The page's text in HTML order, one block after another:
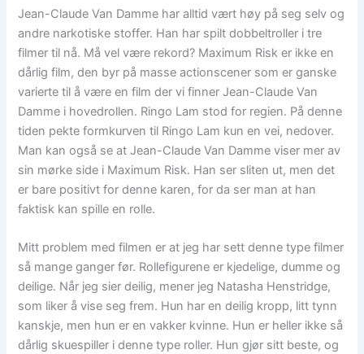
Jean-Claude Van Damme har alltid vært høy på seg selv og
andre narkotiske stoffer. Han har spilt dobbeltroller i tre
filmer til nå. Må vel være rekord? Maximum Risk er ikke en
dårlig film, den byr på masse actionscener som er ganske
varierte til å være en film der vi finner Jean-Claude Van
Damme i hovedrollen. Ringo Lam stod for regien. På denne
tiden pekte formkurven til Ringo Lam kun en vei, nedover.
Man kan også se at Jean-Claude Van Damme viser mer av
sin mørke side i Maximum Risk. Han ser sliten ut, men det
er bare positivt for denne karen, for da ser man at han
faktisk kan spille en rolle.
Mitt problem med filmen er at jeg har sett denne type filmer
så mange ganger før. Rollefigurene er kjedelige, dumme og
deilige. Når jeg sier deilig, mener jeg Natasha Henstridge,
som liker å vise seg frem. Hun har en deilig kropp, litt tynn
kanskje, men hun er en vakker kvinne. Hun er heller ikke så
dårlig skuespiller i denne type roller. Hun gjør sitt beste, og